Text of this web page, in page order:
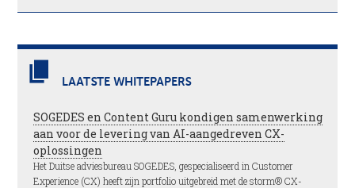
LAATSTE WHITEPAPERS
SOGEDES en Content Guru kondigen samenwerking
aan voor de levering van AI-aangedreven CX-
oplossingen
Het Duitse adviesbureau SOGEDES, gespecialiseerd in Customer
Experience (CX) heeft zijn portfolio uitgebreid met de storm® CX-